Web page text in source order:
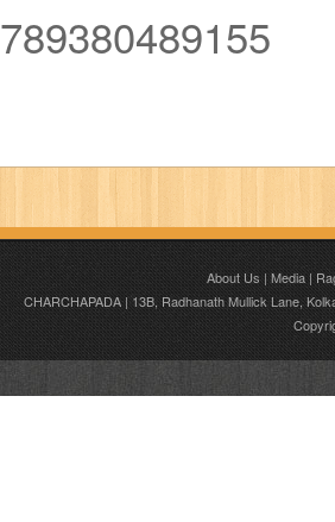
About Us| Media|
CHARCHAPADA | 13B, Radhanath Mullick Lane,